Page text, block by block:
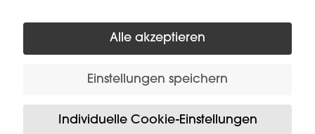
Alle akzeptieren
Einstellungen speichern
Individuelle Cookie-Einstellungen